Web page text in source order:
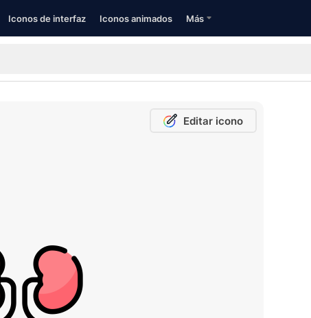
Iconos de interfaz Iconos animados Más
Editar icono